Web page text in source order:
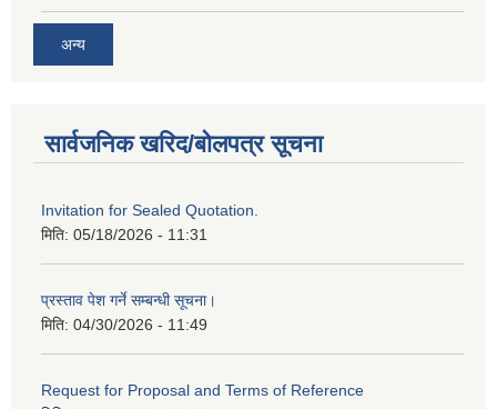
अन्य
सार्वजनिक खरिद/बोलपत्र सूचना
Invitation for Sealed Quotation.
मिति: 05/18/2026 - 11:31
प्रस्ताव पेश गर्ने सम्बन्धी सूचना।
मिति: 04/30/2026 - 11:49
Request for Proposal and Terms of Reference